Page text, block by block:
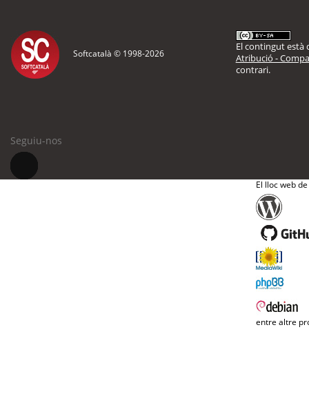
Softcatalà © 1998-2026
El contingut està
Atribució -
contrari.
Seguiu-nos
El lloc web
entre altre